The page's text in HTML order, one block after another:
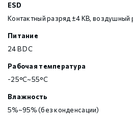
ESD
Контактный разряд ±4 КВ, воздушный
Питание
24 В DC
Рабочая температура
-25°C~55°C
Влажность
5%~95% (без конденсации)